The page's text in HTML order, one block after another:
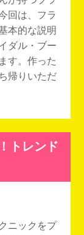
回は、フラ
本的な説明
ダル・ブー
す。作った
帰りいただ
トレンド
ニックをプ